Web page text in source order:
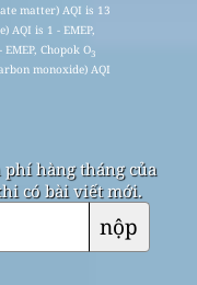
matter) AQI is 13
AQI is 1 - EMEP,
Chopok O3
monoxide) AQI
hàng tháng của
có bài viết mới.
nộp